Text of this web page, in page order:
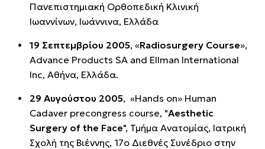
Πανεπιστημιακή Ορθοπεδική Κλινική
Ιωαννίνων, Ιωάννινα, Ελλάδα
19 Σεπτεμβρίου 2005, «Radiosurgery Course»,
Advance Products SA and Ellman International
Inc, Αθήνα, Ελλάδα.
29 Αυγούστου 2005, «Hands on» Human
Cadaver precongress course, "Aesthetic
Surgery of the Face", Τμήμα Ανατομίας, Ιατρική
Σχολή της Βιέννης, 17ο Διεθνές Συνέδριο στην